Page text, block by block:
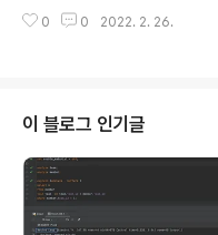
ault void printAge(){
hing 인터페이스를 람다를 사용하..
0 0 2022. 2. 26.
이 블로그 인기글